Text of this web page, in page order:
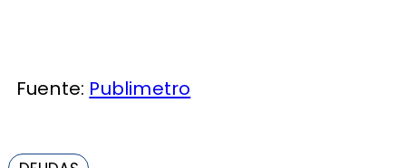
Fuente: Publimetro